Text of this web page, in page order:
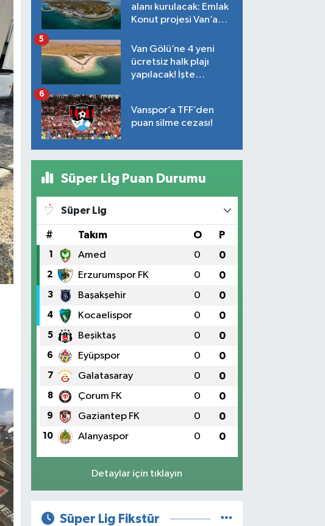
alanı kurulacak: Emlak
Konut projesi Van’a
Van Gölü’ne 4 yeni
ücretsiz halk plajı
yapılacak! İşte
5
Vanspor’a TFF’den
puan silme cezası!
6
Süper Lig Puan Durumu
Süper Lig
# Takım O P
1 Amed 0 0
2 Erzurumspor FK 0 0
3 Başakşehir 0 0
4 Kocaelispor 0 0
5 Beşiktaş 0 0
6 Eyüpspor 0 0
7 Galatasaray 0 0
8 Çorum FK 0 0
9 Gaziantep FK 0 0
10 Alanyaspor 0 0
Detaylar için tıklayın
Süper Lig Fikstür